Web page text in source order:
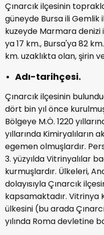
Çınarcık ilçesinin
güneyde Bursa ili Gemlik
kuzeyde Marmara denizi
ya 17 km., Bursa'ya 82
km. uzaklıkta olan, şirin
Adı-tarihçesi.
Çınarcık ilçesinin
dört bin yıl önce
Bölgeye M.Ö. 1220
yıllarında Kimiryalıların
egemen olmuşlardır.
3. yüzyılda Vitrinyalılar
kurmuşlardır. Ülkeleri,
dolayısıyla Çınarcık
kapsamaktadır. Vitrinya
ülkesini (bu arada
yılında Roma devletine